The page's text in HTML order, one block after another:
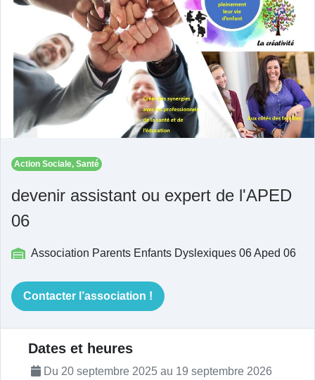
Action Sociale, Santé
devenir assistant ou expert de l'APED
06
Association Parents Enfants Dyslexiques 06 Aped 06
Contacter l’association !
Description de l'actualité
Dates et heures
Du 20 septembre 2025 au 19 septembre 2026